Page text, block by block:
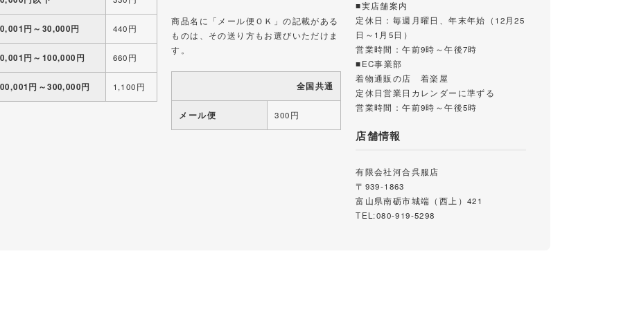
円～30,000円 440円
円～100,000円 660円
円～300,000円 1,100円
商品名に「メール便ＯＫ」の記載がある
ものは、その送り方もお選びいただけま
す。
全国共通
メール便 300円
■実店舗案内
定休日：毎週月曜日、年末年始（12月25
日～1月5日）
営業時間：午前9時～午後7時
■EC事業部
着物通販の店 着楽屋
定休日営業日カレンダーに準ずる
営業時間：午前9時～午後5時
店舗情報
有限会社河合呉服店
〒939-1863
富山県南砺市城端（西上）421
TEL:080-919-5298